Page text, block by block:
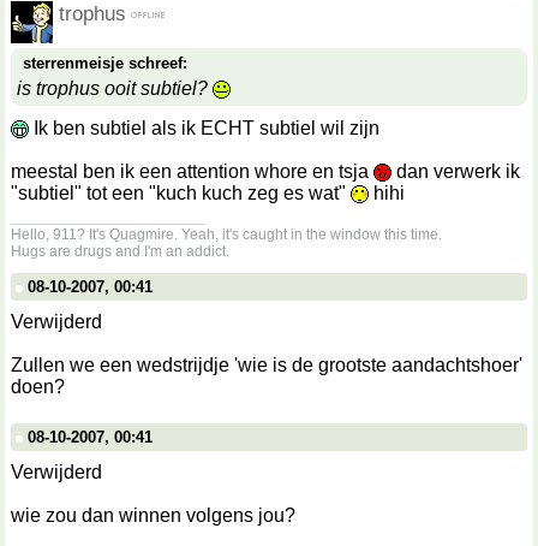
trophus
sterrenmeisje schreef:
is trophus ooit subtiel?
Ik ben subtiel als ik ECHT subtiel wil zijn
meestal ben ik een attention whore en tsja
dan verwerk ik
"subtiel" tot een "kuch kuch zeg es wat"
hihi
Hello, 911? It's Quagmire. Yeah, it's caught in the window this time.
Hugs are drugs and I'm an addict.
08-10-2007, 00:41
Verwijderd
Zullen we een wedstrijdje 'wie is de grootste aandachtshoer'
doen?
08-10-2007, 00:41
Verwijderd
wie zou dan winnen volgens jou?